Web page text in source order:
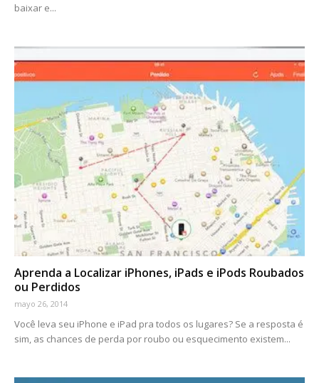
baixar e...
Aprenda a Localizar iPhones, iPads e iPods Roubados
ou Perdidos
mayo 26, 2014
Você leva seu iPhone e iPad pra todos os lugares? Se a resposta é
sim, as chances de perda por roubo ou esquecimento existem...